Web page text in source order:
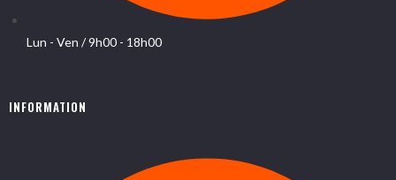
Lun - Ven / 9h00 - 18h00
INFORMATION